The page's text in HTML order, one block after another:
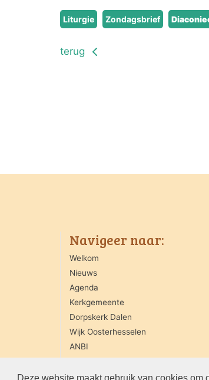
Liturgie Zondagsbrief
terug
Navigeer naar:
Welkom
Nieuws
Agenda
Kerkgemeente
Dorpskerk Dalen
Wijk Oosterhesselen
ANBI